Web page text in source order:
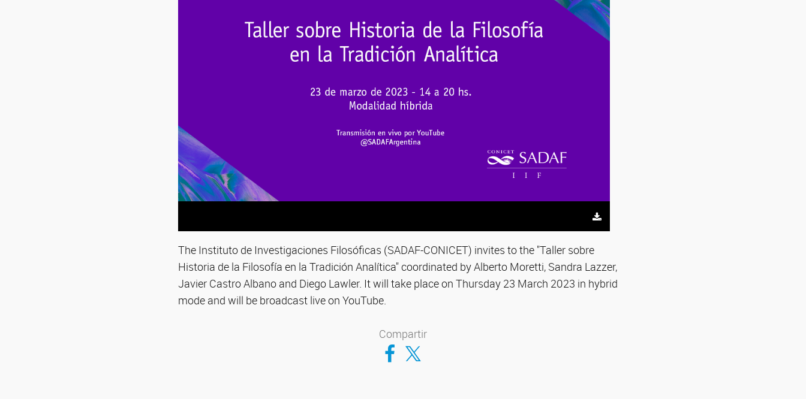
The Instituto de Investigaciones Filosóficas (SADAF-CONICET) invites to the "Taller sobre
Historia de la Filosofía en la Tradición Analítica" coordinated by Alberto Moretti, Sandra Lazzer,
Javier Castro Albano and Diego Lawler. It will take place on Thursday 23 March 2023 in hybrid
mode and will be broadcast live on YouTube.
Compartir
Compartir en Facebook
Compartir en Twitter